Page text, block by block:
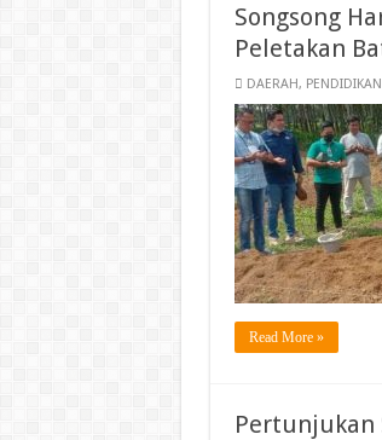
Songsong
Peletakan
DAERAH, PENDIDIKAN
Read More »
Pertunjukan